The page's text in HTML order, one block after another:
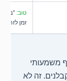
טוב: "בטח,
זמן לזה"
משמעותי
זה לא